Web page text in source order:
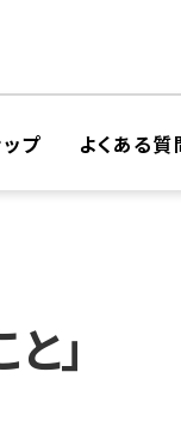
プ よくある質
」